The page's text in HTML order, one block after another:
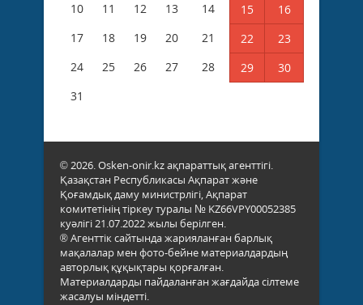
10
11 12 13 14 15
16
17
18 19 20 21 22
23
24
25 26 27 28 29
30
31
© 2026. Osken-onir.kz ақпараттық агенттігі.
Қазақстан Республикасы Ақпарат және
Қоғамдық даму министрлігі, Ақпарат
комитетінің тіркеу туралы № KZ66VPY00052385
куәлігі 21.07.2022 жылы берілген.
® Агенттік сайтында жарияланған барлық
мақалалар мен фото-бейне материалдардың
авторлық құқықтары қорғалған.
Материалдарды пайдаланған жағдайда сілтеме
жасалуы міндетті.